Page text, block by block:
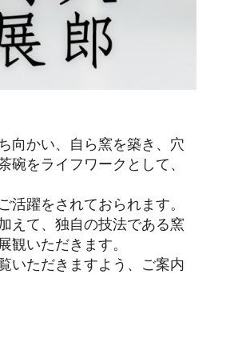
向かい、自ら窯を築き、穴
をライフワークとして、
躍をされておられます。
えて、独自の技法である窯
いただきます。
いただきますよう、ご案内